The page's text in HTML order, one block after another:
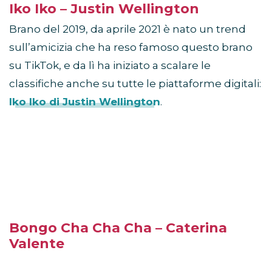
Iko Iko – Justin Wellington
Brano del 2019, da aprile 2021 è nato un trend
sull’amicizia che ha reso famoso questo brano
su TikTok, e da lì ha iniziato a scalare le
classifiche anche su tutte le piattaforme digitali:
Iko Iko di Justin Wellington.
Bongo Cha Cha Cha – Caterina
Valente